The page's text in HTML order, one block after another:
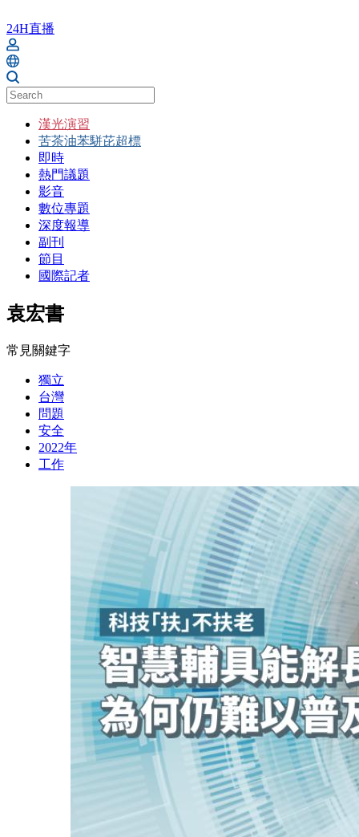
24H直播
漢光演習
苦茶油苯駢芘超標
即時
熱門議題
影音
數位專題
深度報導
副刊
節目
國際記者
袁宏書
常見關鍵字
獨立
台灣
問題
安全
2022年
工作